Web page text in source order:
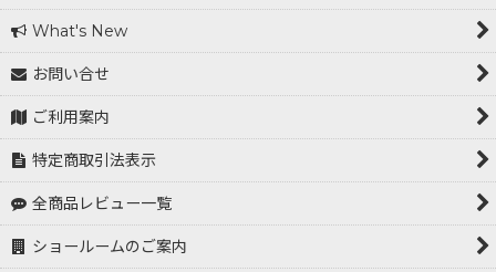
What's New
お問い合せ
ご利用案内
特定商取引法表示
全商品レビュー一覧
ショールームのご案内